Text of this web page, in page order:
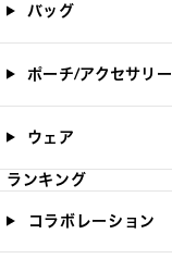
バッグ
ポーチ/アクセサリー
ウェア
ランキング
コラボレーション